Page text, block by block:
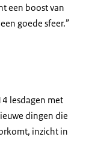
een boost van
goede sfeer.”
lesdagen met
dingen die
inzicht in